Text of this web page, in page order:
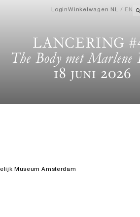
LoginWinkelwagen NL EN
LANCERING
The Body met Marlene
18 Juni 2026
Museum Amsterdam